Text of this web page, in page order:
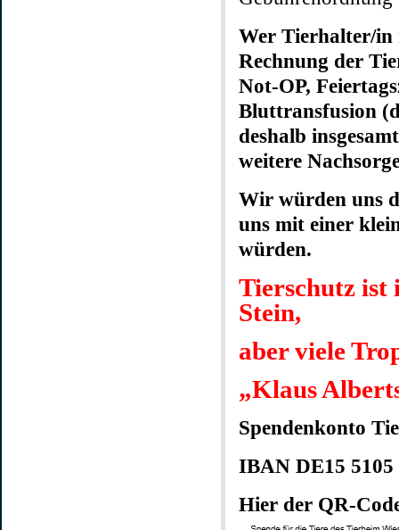
Wer Tierhalter/in
Rechnung der
Not-OP,
Bluttransfusion
deshalb
weitere
Wir würden uns
uns mit einer
würden.
Tierschutz ist
Stein,
aber viele
„Klaus
Spendenkonto
IBAN DE15
Hier der QR-